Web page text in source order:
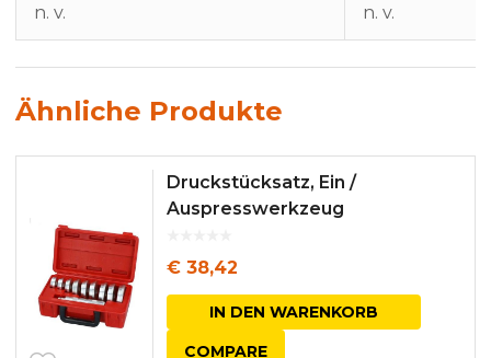
n. v. n. v.
Ähnliche Produkte
Druckstücksatz, Ein /
Auspresswerkzeug
€ 38,42
IN DEN WARENKORB
COMPARE